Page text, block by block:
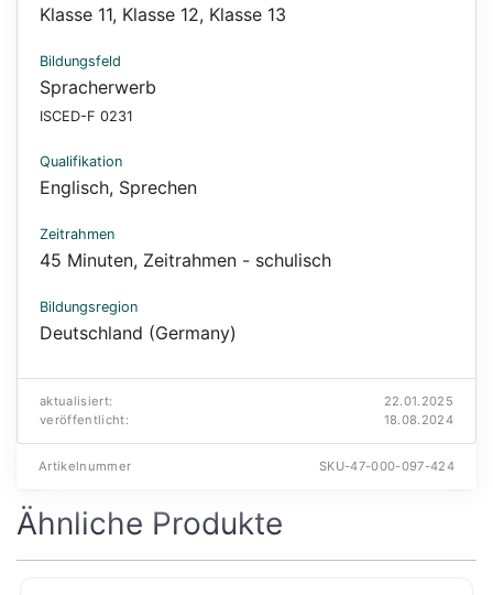
Klasse 11, Klasse 12, Klasse 13
Bildungsfeld
Spracherwerb
ISCED-F 0231
Qualifikation
Englisch, Sprechen
Zeitrahmen
45 Minuten, Zeitrahmen - schulisch
Bildungsregion
Deutschland (Germany)
aktualisiert:
22.01.2025
veröffentlicht:
18.08.2024
Artikelnummer SKU-47-000-097-424
Ähnliche Produkte